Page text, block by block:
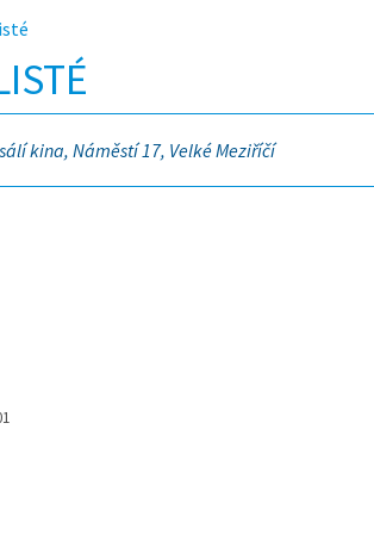
kina, Náměstí 17, Velké Meziříčí